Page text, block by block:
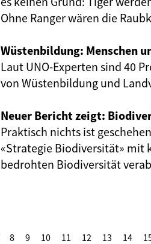
Ohne Ranger wären die
Wüstenbildung: Menschen
Laut UNO-Experten sind 40
von Wüstenbildung und
Neuer Bericht zeigt:
Praktisch nichts ist
«Strategie Biodiversität» mit
bedrohten Biodiversität
8 9 10 11 12 13 14